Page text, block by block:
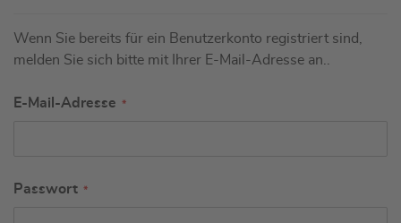
Wenn Sie bereits für ein Benutzerkonto registriert sind,
melden Sie sich bitte mit Ihrer E-Mail-Adresse an..
E-Mail-Adresse
Passwort